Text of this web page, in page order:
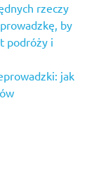
rzeczy
by
podróży i
jak